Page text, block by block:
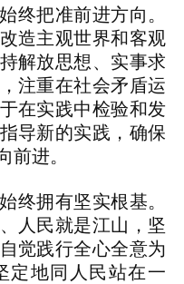
把准前进方向。
造主观世界和客观
解放思想、实事求
注重在社会矛盾运
在实践中检验和发
导新的实践，确保
前进。
拥有坚实根基。
人民就是江山，坚
觉践行全心全意为
定地同人民站在一